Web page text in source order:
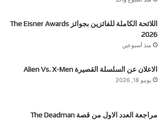
اللائحة الكاملة للفائزين بجوائز The Eisner Awards
2026
منذ أسبوعين
الاعلان عن السلسلة القصيرة Alien Vs. X-Men
يونيو 18, 2026
مراجعة العدد الاول من قصة The Deadman